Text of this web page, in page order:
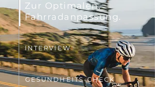
Zur Optimalen,
Fahrradanpassung.
INTERVIEW
GESUNDHEITS-CHECK